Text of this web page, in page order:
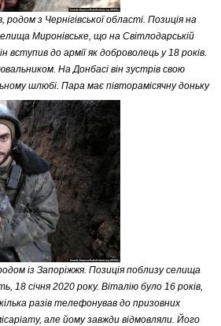
з Чернігівської області. Позиція на
Миронівське, що на Світлодарській
вступив до армії як доброволець у 18 років.
На Донбасі він зустрів свою
шлюбі. Пара має півторамісячну доньку
із Запоріжжя. Позиція поблизу селища
18 січня 2020 року. Віталію було 16 років,
разів телефонував до призовних
але йому завжди відмовляли. Його